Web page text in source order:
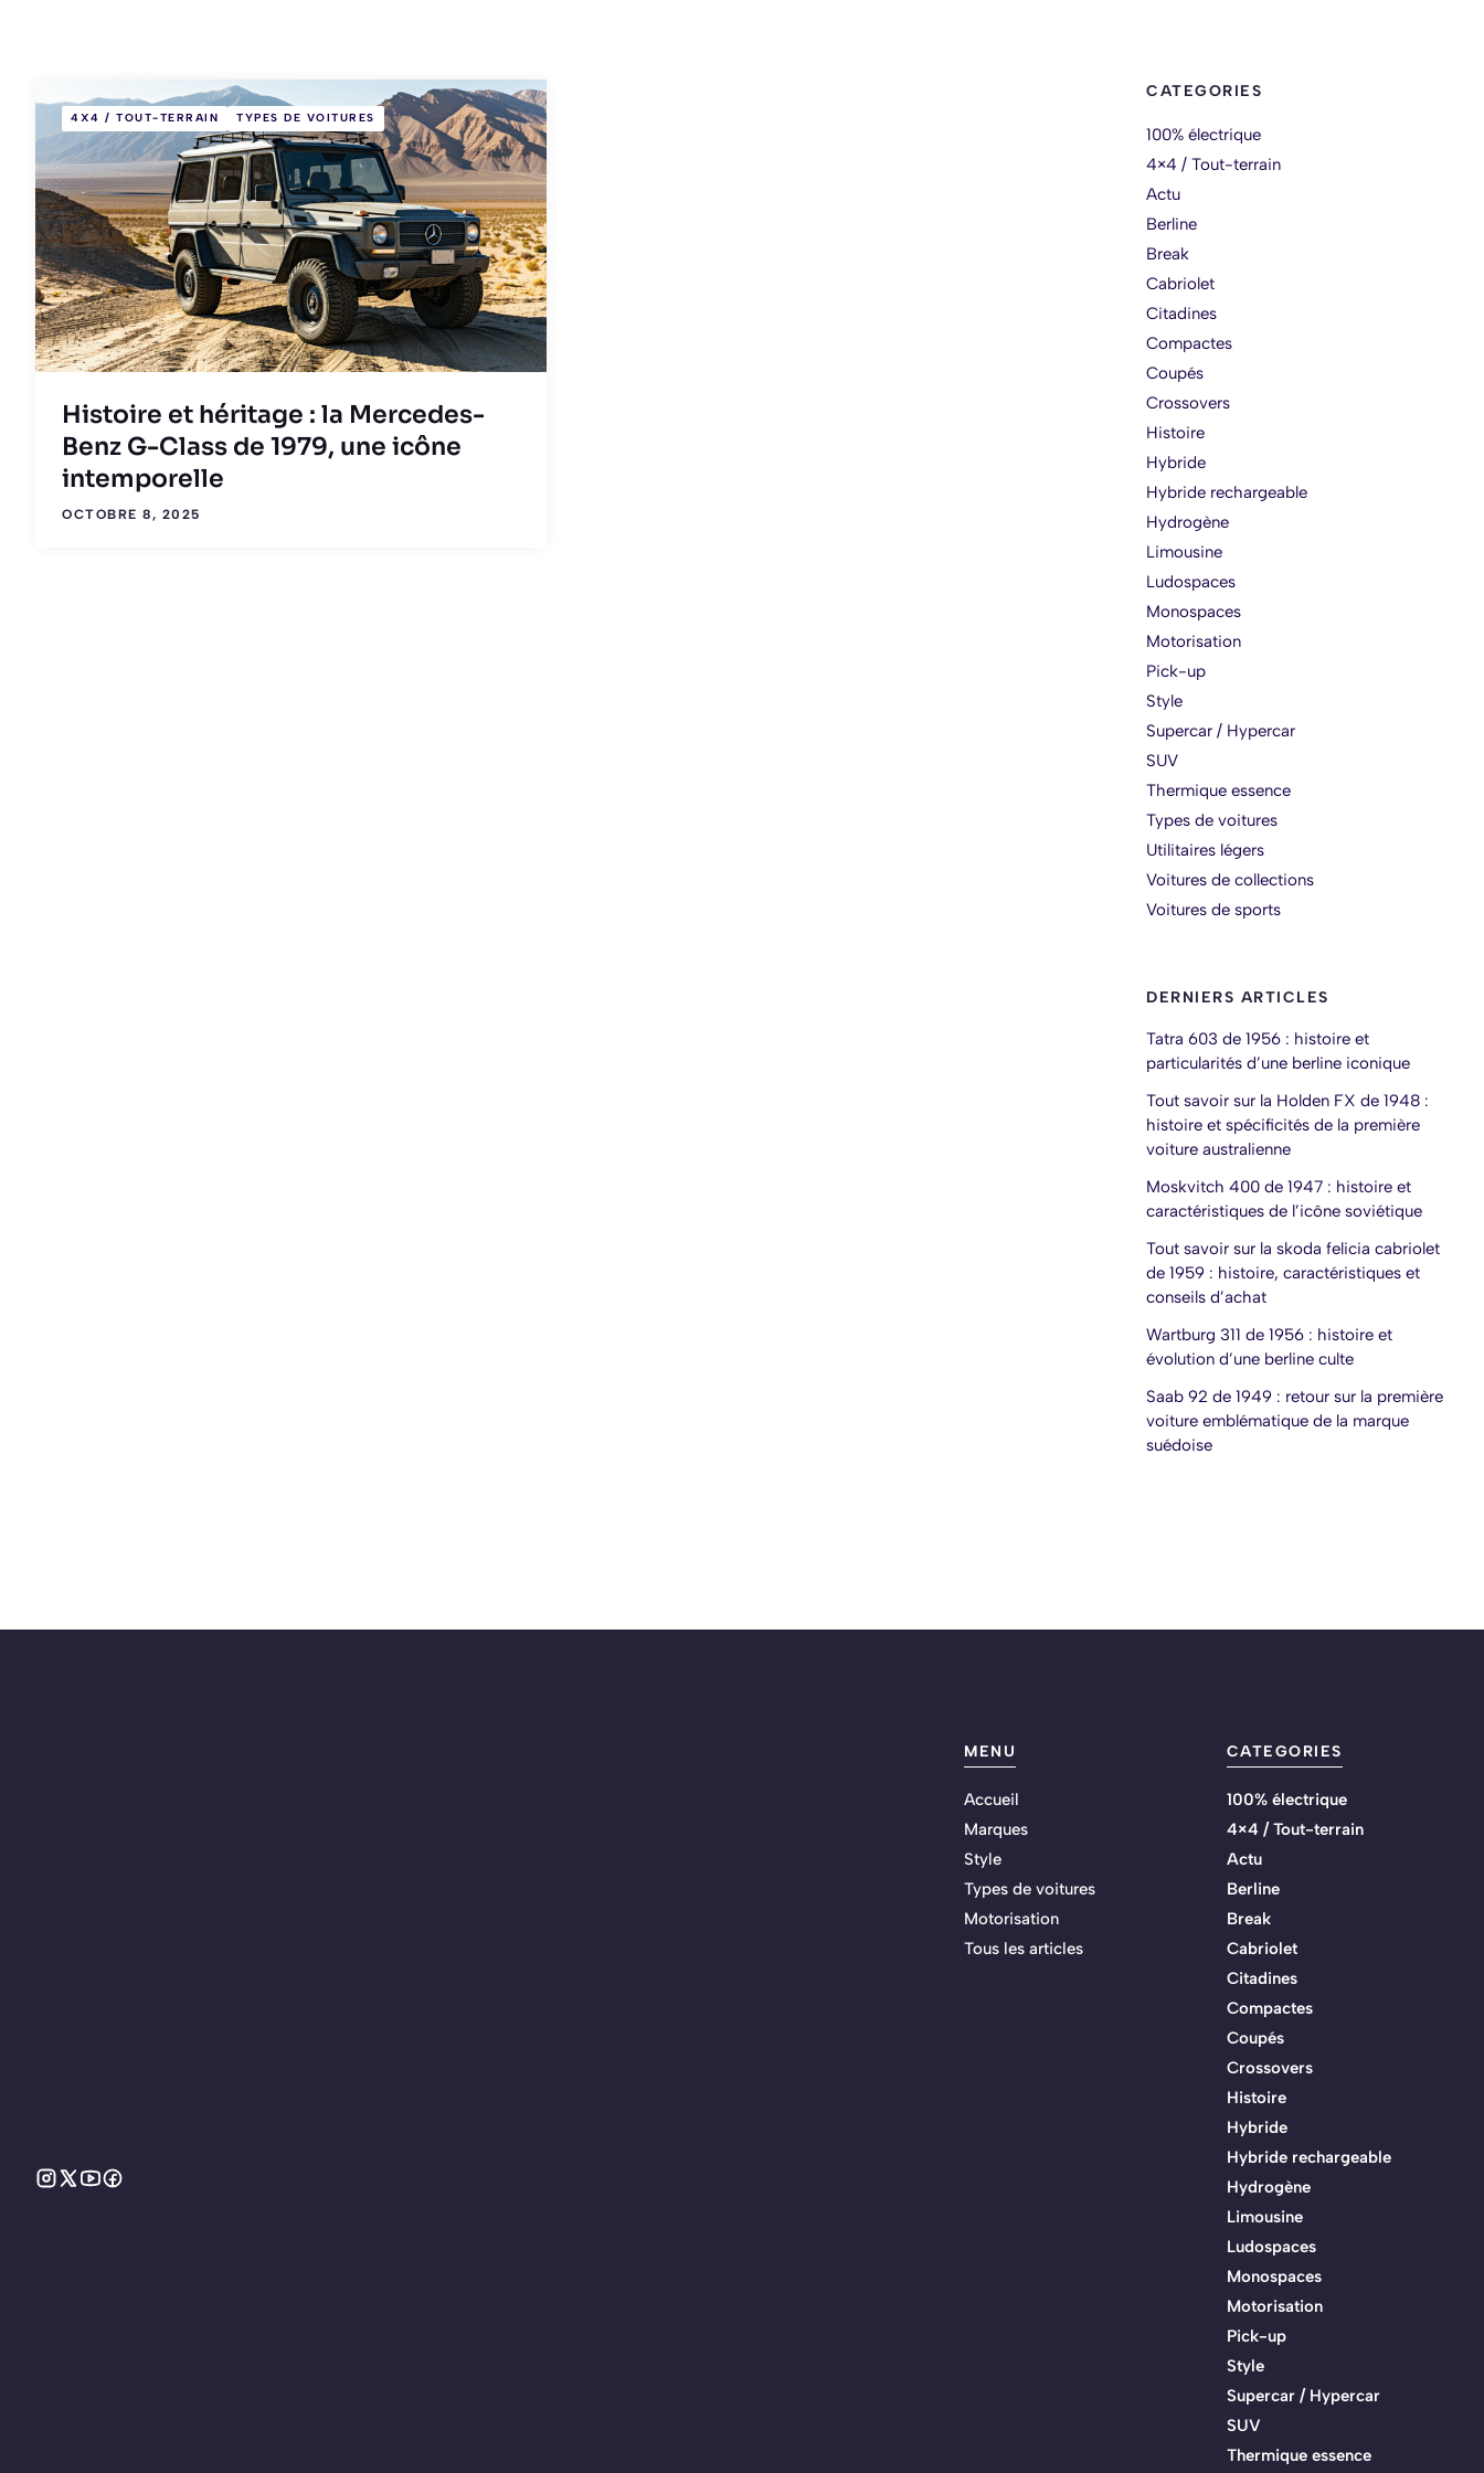
4X4 / TOUT-TERRAIN TYPES DE VOITURES
Histoire et héritage : la Mercedes-
Benz G-Class de 1979, une icône
intemporelle
OCTOBRE 8, 2025
CATEGORIES
100% électrique
4×4 / Tout-terrain
Actu
Berline
Break
Cabriolet
Citadines
Compactes
Coupés
Crossovers
Histoire
Hybride
Hybride rechargeable
Hydrogène
Limousine
Ludospaces
Monospaces
Motorisation
Pick-up
Style
Supercar / Hypercar
SUV
Thermique essence
Types de voitures
Utilitaires légers
Voitures de collections
Voitures de sports
DERNIERS ARTICLES
Tatra 603 de 1956 : histoire et
particularités d’une berline iconique
Tout savoir sur la Holden FX de 1948 :
histoire et spécificités de la première
voiture australienne
Moskvitch 400 de 1947 : histoire et
caractéristiques de l’icône soviétique
Tout savoir sur la skoda felicia cabriolet
de 1959 : histoire, caractéristiques et
conseils d’achat
Wartburg 311 de 1956 : histoire et
évolution d’une berline culte
Saab 92 de 1949 : retour sur la première
voiture emblématique de la marque
suédoise
MENU
Accueil
Marques
Style
Types de voitures
Motorisation
Tous les articles
CATEGORIES
100% électrique
4×4 / Tout-terrain
Actu
Berline
Break
Cabriolet
Citadines
Compactes
Coupés
Crossovers
Histoire
Hybride
Hybride rechargeable
Hydrogène
Limousine
Ludospaces
Monospaces
Motorisation
Pick-up
Style
Supercar / Hypercar
SUV
Thermique essence